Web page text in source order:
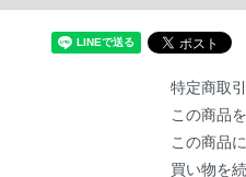
特定商取
この商品
この商品
買い物を